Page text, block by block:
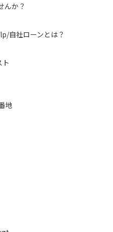
んか？
社ローンとは？
地